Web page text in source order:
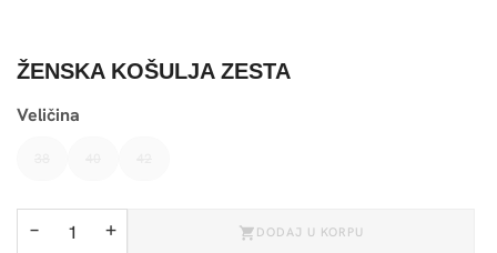
ŽENSKA KOŠULJA ZESTA
Veličina
− + DODAJ U KORPU